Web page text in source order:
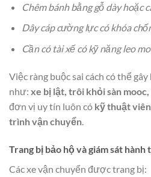
Chêm bánh bằng gỗ dày hoặc
Dây cáp cường lực có khóa
Cần có tài xế có kỹ năng leo
Việc ràng buộc sai cách có thể
như: xe bị lật, trôi khỏi sàn mooc,
đơn vị uy tín luôn có kỹ thuật
trình vận chuyển
Trang bị bảo hộ và giám sát hành
Các xe vận chuyển được trang bị: